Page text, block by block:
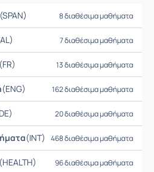
(SPAN) 8 διαθέσιμα μαθήματα
7 διαθέσιμα μαθήματα
(FR) 13 διαθέσιμα μαθήματα
(ENG) 162 διαθέσιμα μαθήματα
20 διαθέσιμα μαθήματα
(INT) 468 διαθέσιμα μαθήματα
(HEALTH) 96 διαθέσιμα μαθήματα